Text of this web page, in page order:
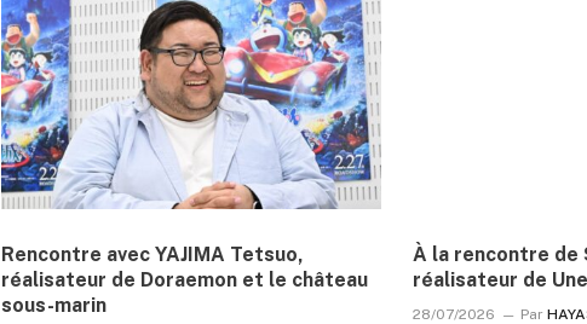
Rencontre avec YAJIMA Tetsuo,
réalisateur de Doraemon et le château
sous-marin
À la rencontre de
réalisateur de
28/07/2026 Par